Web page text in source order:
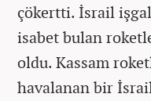
çökertti. İsrail
isabet bulan
oldu. Kassam
havalanan bir